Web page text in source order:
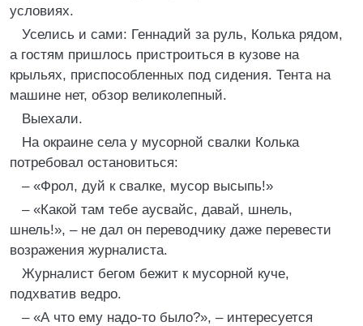
условиях.
Уселись и сами: Геннадий за руль, Колька рядом,
а гостям пришлось пристроиться в кузове на
крыльях, приспособленных под сидения. Тента на
машине нет, обзор великолепный.
Выехали.
На окраине села у мусорной свалки Колька
потребовал остановиться:
– «Фрол, дуй к свалке, мусор высыпь!»
– «Какой там тебе аусвайс, давай, шнель,
шнель!», – не дал он переводчику даже перевести
возражения журналиста.
Журналист бегом бежит к мусорной куче,
подхватив ведро.
– «А что ему надо-то было?», – интересуется